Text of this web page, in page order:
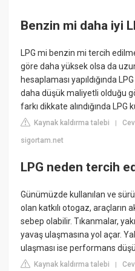
Benzin mi daha iyi
LPG mi benzin mi tercih
göre daha yüksek olsa da
hesaplaması yapıldığında
daha düşük maliyetli olduğu
farkı dikkate alındığında LPG
Kaynak kaldırma talebi |
sigortam.net
LPG neden tercih
Günümüzde kullanılan ve
olan katkılı otogaz, araçların
sebep olabilir. Tıkanmalar,
yavaş ulaşmasına yol açar.
ulaşması ise performans
Kaynak kaldırma talebi |